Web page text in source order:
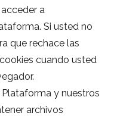
a
Si usted no
que rechace las
cuando usted
y nuestros
archivos